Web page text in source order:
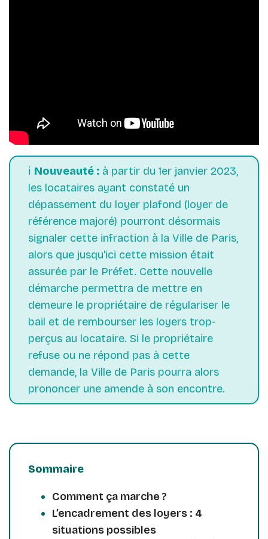
ℹ️ Nouveauté : à partir du 1er janvier 2023,
les locataires ayant constaté un
dépassement du loyer plafond (loyer de
référence majoré) pourront désormais
signaler cette infraction à la Ville de Paris,
alors que jusqu'ici cette mission était
assurée par le Préfet. Cette nouvelle
démarche permettra de mettre en
demeure le propriétaire de régulariser le
bail et de rembourser les loyers trop-
perçus au locataire. Si le propriétaire
refuse ou ne répond pas à cette
demande, la Ville de Paris pourra alors
prononcer une amende à son encontre.
Sommaire
Comment ça marche ?
L’encadrement des loyers : 4
situations possibles